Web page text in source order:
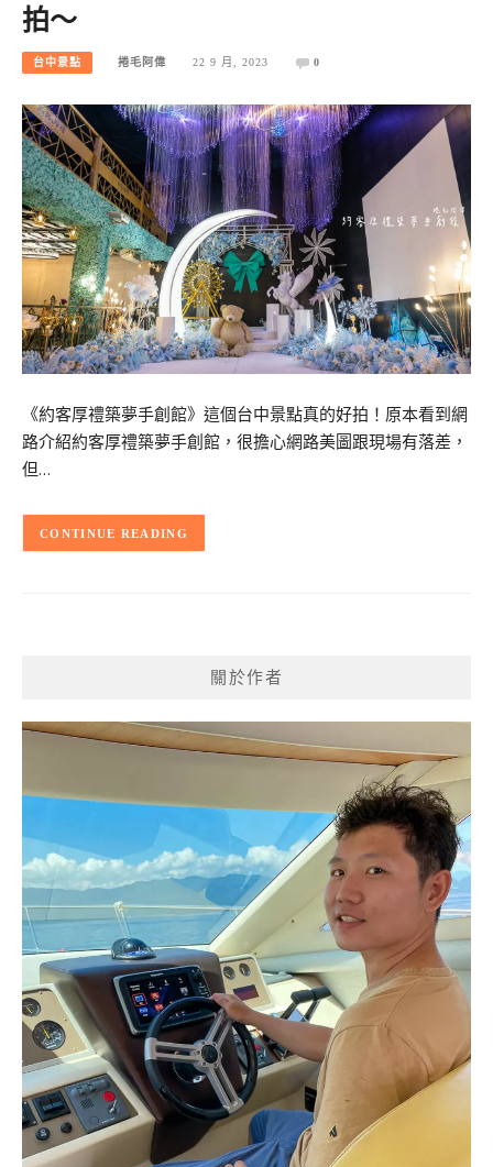
拍～
台中景點 捲毛阿偉 22 9 月, 2023 0
《約客厚禮築夢手創館》這個台中景點真的好拍！原本看到網
路介紹約客厚禮築夢手創館，很擔心網路美圖跟現場有落差，
但…
CONTINUE READING
關於作者